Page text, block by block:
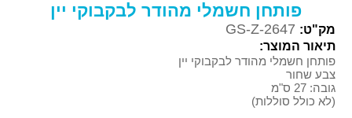
פותחן חשמלי מהודר לבקבוקי יין
מק"ט: GS-Z-2647
תיאור המוצר:
פותחן חשמלי מהודר לבקבוקי יין
צבע שחור
גובה: 27 ס"מ
(לא כולל סוללות)